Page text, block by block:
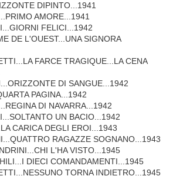
DIPINTO...1941
AMORE...1941
FELICI...1942
DE L'OUEST...UNA SIGNORA
FARCE TRAGIQUE...LA CENA
DI SANGUE...1942
PAGINA...1942
DI NAVARRA...1942
UN BACIO...1942
CARICA DEGLI EROI...1943
RAGAZZE SOGNANO...1943
L'HA VISTO...1945
DIECI COMANDAMENTI...1945
TORNA INDIETRO...1945